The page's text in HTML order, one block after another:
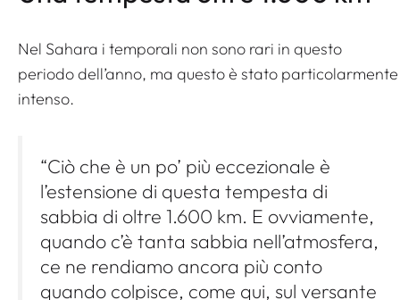
Nel Sahara i temporali non sono rari in questo
periodo dell’anno, ma questo è stato particolarmente
intenso.
“Ciò che è un po’ più eccezionale è
l’estensione di questa tempesta di
sabbia di oltre 1.600 km. E ovviamente,
quando c’è tanta sabbia nell’atmosfera,
ce ne rendiamo ancora più conto
quando colpisce, come qui, sul versante